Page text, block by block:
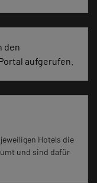
den
aufgerufen.
Hotels die
und sind dafür